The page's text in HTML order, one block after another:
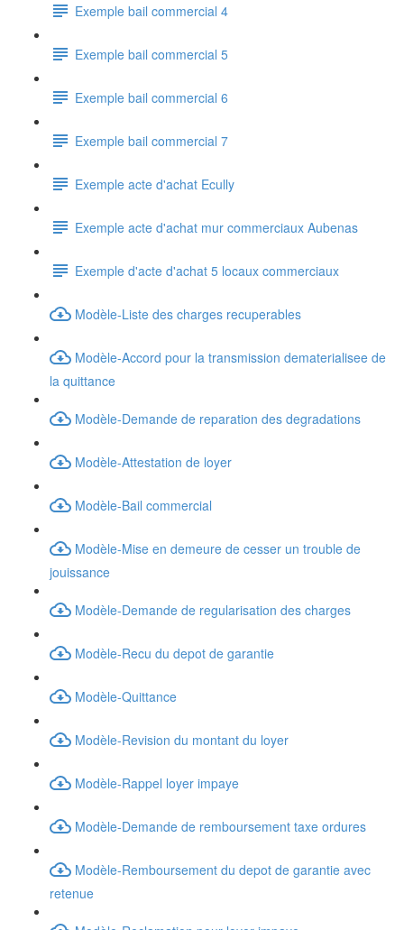
Exemple bail commercial 4
Exemple bail commercial 5
Exemple bail commercial 6
Exemple bail commercial 7
Exemple acte d'achat Ecully
Exemple acte d'achat mur commerciaux Aubenas
Exemple d'acte d'achat 5 locaux commerciaux
Modèle-Liste des charges recuperables
Modèle-Accord pour la transmission dematerialisee de
la quittance
Modèle-Demande de reparation des degradations
Modèle-Attestation de loyer
Modèle-Bail commercial
Modèle-Mise en demeure de cesser un trouble de
jouissance
Modèle-Demande de regularisation des charges
Modèle-Recu du depot de garantie
Modèle-Quittance
Modèle-Revision du montant du loyer
Modèle-Rappel loyer impaye
Modèle-Demande de remboursement taxe ordures
Modèle-Remboursement du depot de garantie avec
retenue